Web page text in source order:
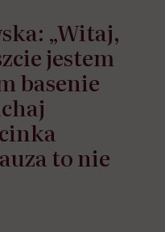
„Witaj,
jestem
basenie
to nie